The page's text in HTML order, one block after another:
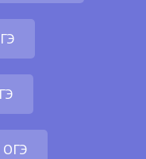
ОГЭ